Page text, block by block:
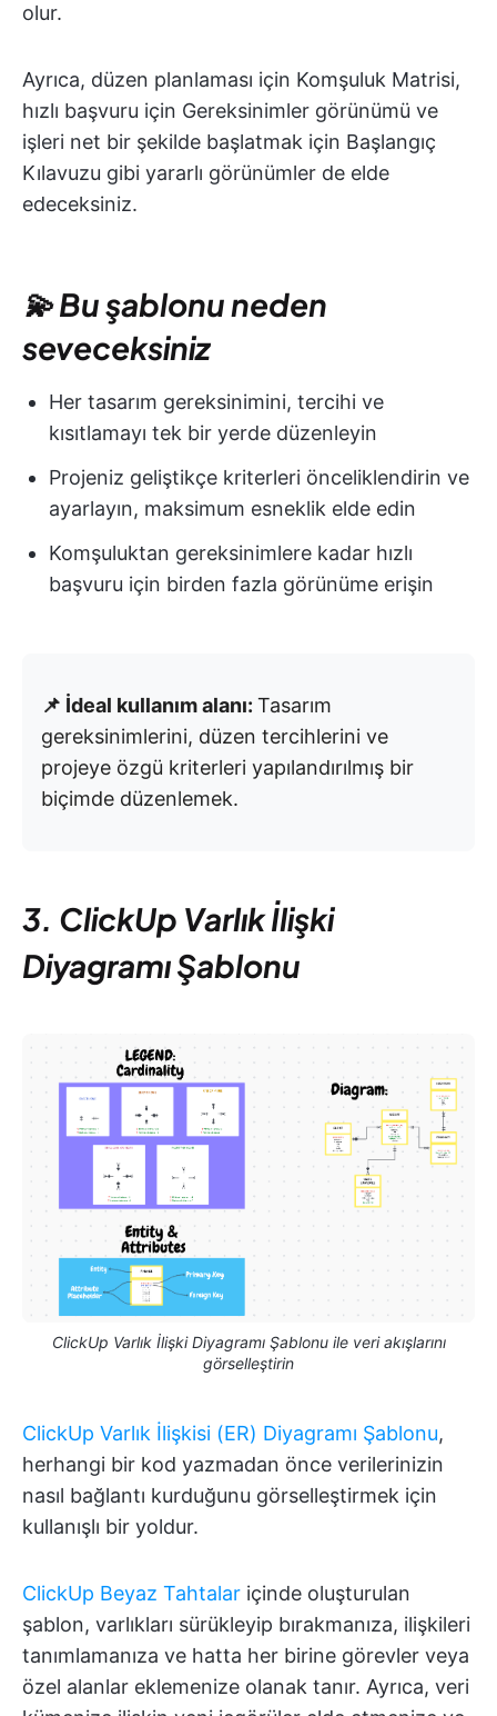
olur.
Ayrıca, düzen planlaması için Komşuluk Matrisi,
hızlı başvuru için Gereksinimler görünümü ve
işleri net bir şekilde başlatmak için Başlangıç
Kılavuzu gibi yararlı görünümler de elde
edeceksiniz.
💫 Bu şablonu neden
seveceksiniz
Her tasarım gereksinimini, tercihi ve
kısıtlamayı tek bir yerde düzenleyin
Projeniz geliştikçe kriterleri önceliklendirin ve
ayarlayın, maksimum esneklik elde edin
Komşuluktan gereksinimlere kadar hızlı
başvuru için birden fazla görünüme erişin
📌 İdeal kullanım alanı: Tasarım
gereksinimlerini, düzen tercihlerini ve
projeye özgü kriterleri yapılandırılmış bir
biçimde düzenlemek.
3. ClickUp Varlık İlişki
Diyagramı Şablonu
ClickUp Varlık İlişki Diyagramı Şablonu ile veri akışlarını
görselleştirin
ClickUp Varlık İlişkisi (ER) Diyagramı Şablonu,
herhangi bir kod yazmadan önce verilerinizin
nasıl bağlantı kurduğunu görselleştirmek için
kullanışlı bir yoldur.
ClickUp Beyaz Tahtalar içinde oluşturulan
şablon, varlıkları sürükleyip bırakmanıza, ilişkileri
tanımlamanıza ve hatta her birine görevler veya
özel alanlar eklemenize olanak tanır. Ayrıca, veri